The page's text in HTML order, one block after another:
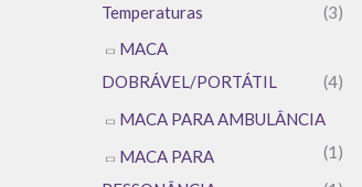
Temperaturas
(3)
MACA
DOBRÁVEL/PORTÁTIL
(4)
MACA PARA AMBULÂNCIA
(1)
MACA PARA